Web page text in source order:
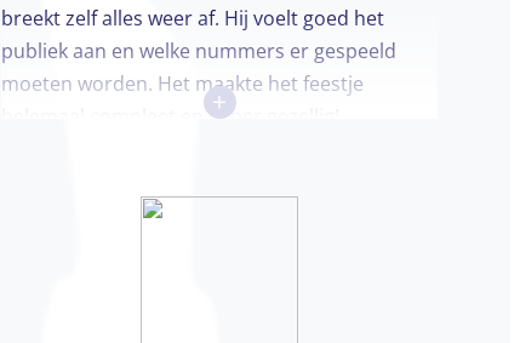
breekt zelf alles weer af. Hij voelt goed het
publiek aan en welke nummers er gespeeld
moeten worden. Het maakte het feestje
helemaal compleet en super gezellig!
+